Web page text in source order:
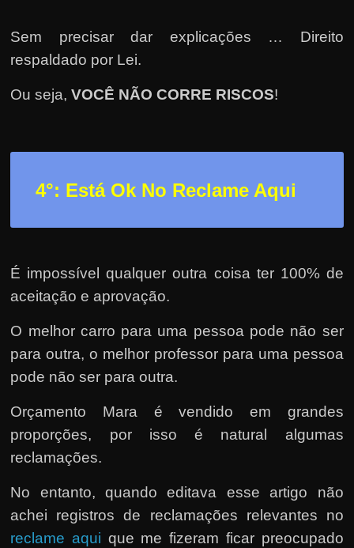
Sem precisar dar explicações … Direito
respaldado por Lei.
Ou seja,VOCÊ NÃO CORRE RISCOS!
4°: Está Ok No Reclame Aqui
É impossível qualquer outra coisa ter 100% de
aceitação e aprovação.
O melhor carro para uma pessoa pode não ser
para outra, o melhor professor para uma pessoa
pode não ser para outra.
Orçamento Mara é vendido em grandes
proporções, por isso é natural algumas
reclamações.
No entanto, quando editava esse artigo não
achei registros de reclamações relevantes no
reclame aqui que me fizeram ficar preocupado